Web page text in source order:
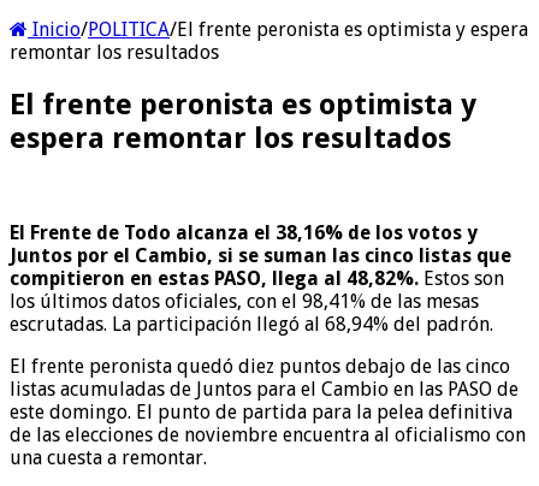
Inicio/POLITICA/El frente peronista es optimista y espera
remontar los resultados
El frente peronista es optimista y
espera remontar los resultados
El Frente de Todo alcanza el 38,16% de los votos y
Juntos por el Cambio, si se suman las cinco listas que
compitieron en estas PASO, llega al 48,82%. Estos son
los últimos datos oficiales, con el 98,41% de las mesas
escrutadas. La participación llegó al 68,94% del padrón.
El frente peronista quedó diez puntos debajo de las cinco
listas acumuladas de Juntos para el Cambio en las PASO de
este domingo. El punto de partida para la pelea definitiva
de las elecciones de noviembre encuentra al oficialismo con
una cuesta a remontar.